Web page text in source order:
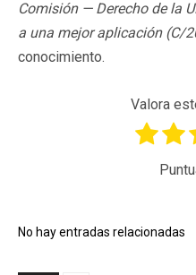
Comisión — Derecho de la
a una mejor aplicación (C/
conocimiento.
Valora
No hay entradas relacionadas